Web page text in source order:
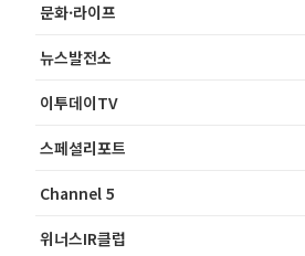
문화·라이프
뉴스발전소
이투데이TV
스페셜리포트
Channel 5
위너스IR클럽